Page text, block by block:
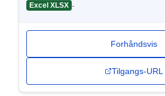
Excel XLSX -
Forhåndsvis
Tilgangs-URL